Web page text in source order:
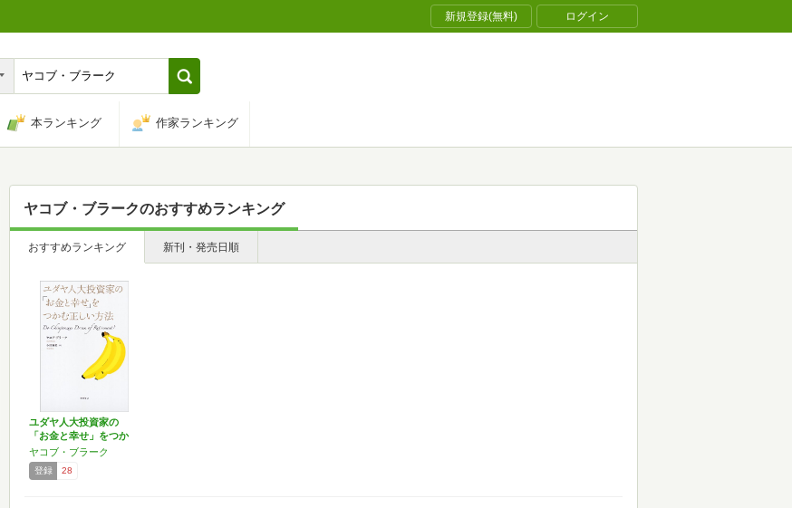
新規登録(無料) ログイン
本ランキング 作家ランキング
ヤコブ・ブラークのおすすめランキング
おすすめランキング 新刊・発売日順
ユダヤ人大投資家の
「お金と幸せ」をつか
む正し…
ヤコブ・ブラーク
登録 28